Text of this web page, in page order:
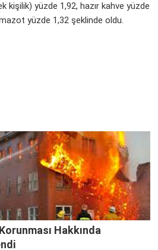
kişilik) yüzde 1,92, hazır kahve yüzde
yüzde 1,32 şeklinde oldu.
Hakkında